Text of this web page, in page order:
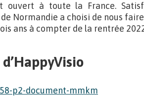
ouvert à toute la France.
de Normandie a choisi de nous
ans à compter de la rentrée